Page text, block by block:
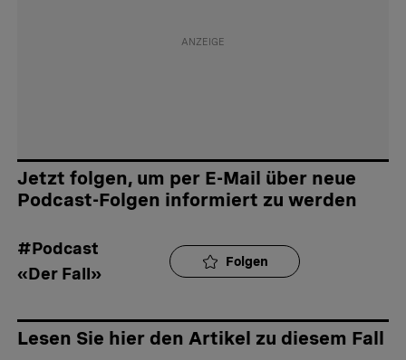
Jetzt folgen, um per E-Mail über neue
Podcast-Folgen informiert zu werden
#Podcast
«Der Fall»
Folgen
Lesen Sie hier den Artikel zu diesem Fall